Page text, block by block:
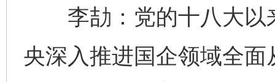
李劼：党的十八大以
央深入推进国企领域全